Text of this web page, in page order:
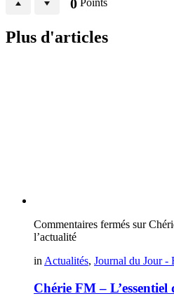
0
Plus d'articles
Commentaires fermés sur
l’actualité
in Actualités, Journal du Jour -
Chérie FM – L’essentiel